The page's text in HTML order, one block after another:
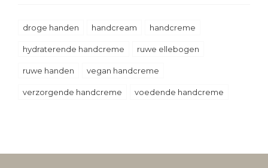
droge handen handcream handcreme
hydraterende handcreme ruwe ellebogen
ruwe handen vegan handcreme
verzorgende handcreme voedende handcreme